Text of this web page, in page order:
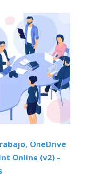
OneDrive
Online (v2) –